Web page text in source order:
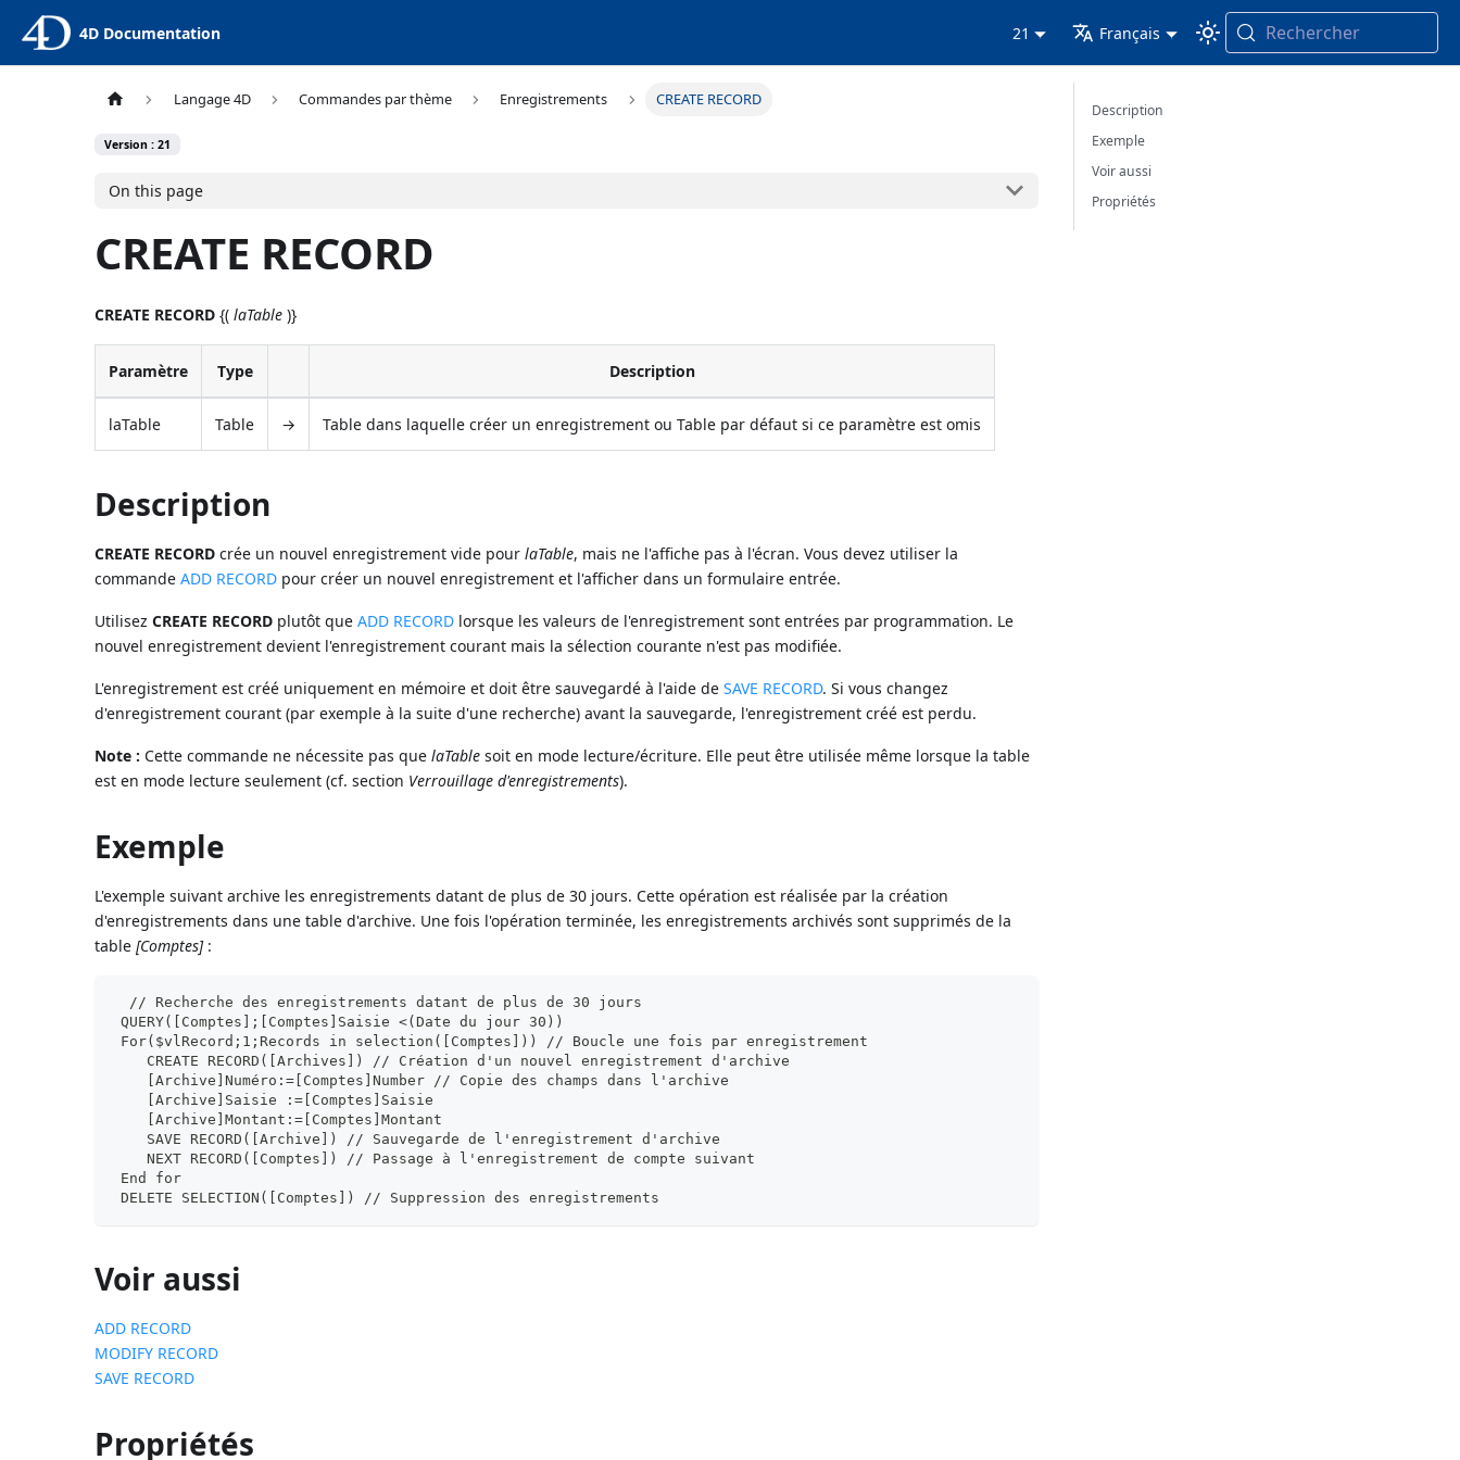
4D Documentation 21 Français Rechercher
Langage 4D Commandes par thème Enregistrements CREATE RECORD
Version : 21
On this page
CREATE RECORD
CREATE RECORD {(laTable )}
Paramètre Type Description
laTable Table → Table dans laquelle créer un enregistrement ou Table par défaut si ce paramètre est omis
Description
CREATE RECORD crée un nouvel enregistrement vide pourlaTable, mais ne l'affiche pas à l'écran. Vous devez utiliser la
commandeADD RECORD pour créer un nouvel enregistrement et l'afficher dans un formulaire entrée.
UtilisezCREATE RECORD plutôt queADD RECORD lorsque les valeurs de l'enregistrement sont entrées par programmation. Le
nouvel enregistrement devient l'enregistrement courant mais la sélection courante n'est pas modifiée.
L'enregistrement est créé uniquement en mémoire et doit être sauvegardé à l'aide deSAVE RECORD. Si vous changez
d'enregistrement courant (par exemple à la suite d'une recherche) avant la sauvegarde, l'enregistrement créé est perdu.
Note : Cette commande ne nécessite pas quelaTable soit en mode lecture/écriture. Elle peut être utilisée même lorsque la table
est en mode lecture seulement (cf. section Verrouillage d'enregistrements).
Exemple
L'exemple suivant archive les enregistrements datant de plus de 30 jours. Cette opération est réalisée par la création
d'enregistrements dans une table d'archive. Une fois l'opération terminée, les enregistrements archivés sont supprimés de la
table[Comptes]:
// Recherche des enregistrements datant de plus de 30 jours
QUERY([Comptes];[Comptes]Saisie <(Date du jour 30))
For($vlRecord;1;Records in selection([Comptes])) // Boucle une fois par enregistrement
CREATE RECORD([Archives]) // Création d'un nouvel enregistrement d'archive
[Archive]Numéro:=[Comptes]Number // Copie des champs dans l'archive
[Archive]Saisie :=[Comptes]Saisie
[Archive]Montant:=[Comptes]Montant
SAVE RECORD([Archive]) // Sauvegarde de l'enregistrement d'archive
NEXT RECORD([Comptes]) // Passage à l'enregistrement de compte suivant
End for
DELETE SELECTION([Comptes]) // Suppression des enregistrements
Voir aussi
ADD RECORD
MODIFY RECORD
SAVE RECORD
Propriétés
Description
Exemple
Voir aussi
Propriétés